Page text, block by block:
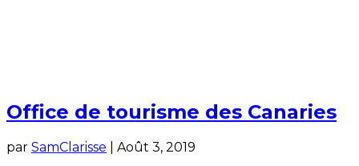
Office de tourisme des Canaries
par SamClarisse
Août 3, 2019